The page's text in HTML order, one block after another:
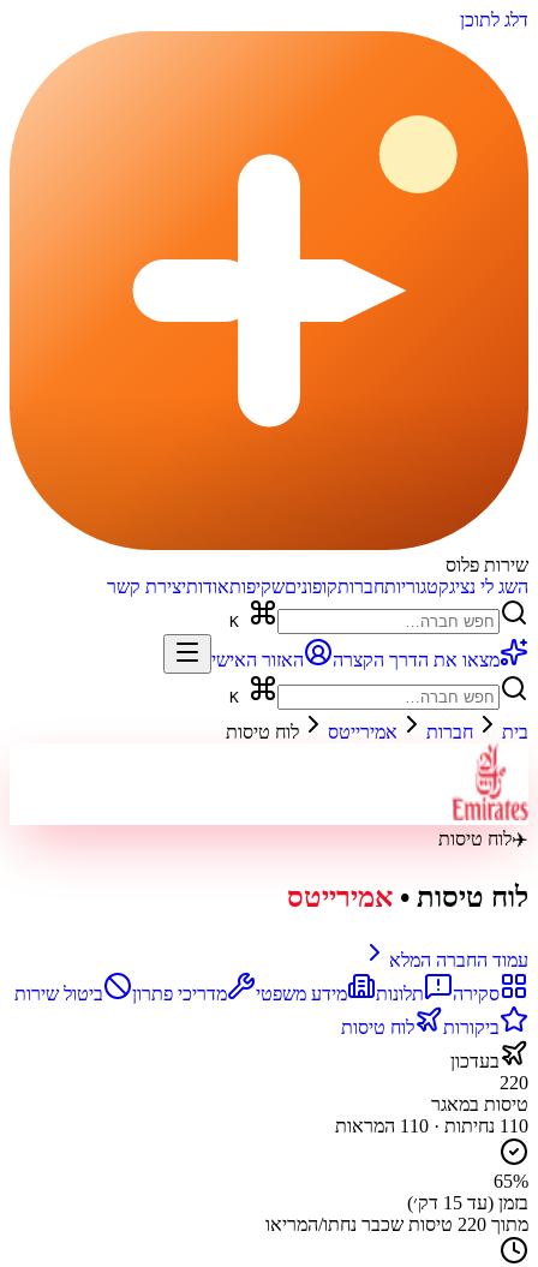
דלג לתוכן
שירות פלוס
השג לי נציגקטגוריותחברותקופוניםשקיפותאודותיצירת קשר
מצאו את הדרך הקצרה האזור האישי
בית חברות אמירייטס לוח טיסות
✈️לוח טיסות
לוח טיסות • אמירייטס
עמוד החברה המלא
סקירה
תלונות מידע משפטי מדריכי פתרון
ביטול שירות
ביקורות
לוח טיסות
בעדכון
220
טיסות במאגר
110 נחיתות · 110 המראות
65%
בזמן (עד 15 דק׳)
מתוך 220 טיסות שכבר נחתו/המריאו